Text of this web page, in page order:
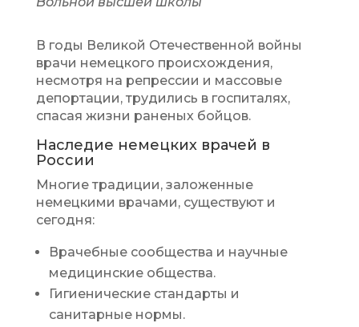
В годы Великой Отечественной войны
врачи немецкого происхождения,
несмотря на репрессии и массовые
депортации, трудились в госпиталях,
спасая жизни раненых бойцов.
Наследие немецких врачей в
России
Многие традиции, заложенные
немецкими врачами, существуют и
сегодня:
Врачебные сообщества и научные
медицинские общества.
Гигиенические стандарты и
санитарные нормы.